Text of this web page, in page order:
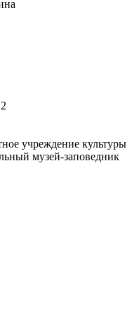
учреждение культуры
музей-заповедник